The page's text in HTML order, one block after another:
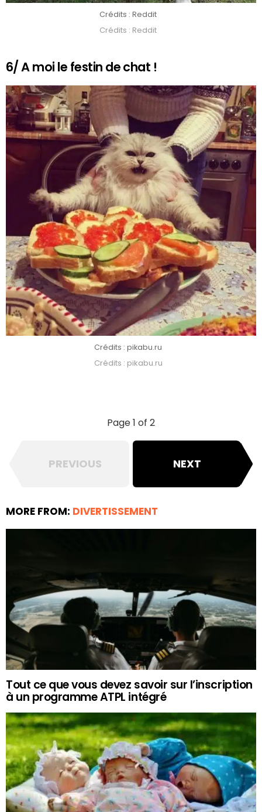
Crédits : Reddit
Crédits : Reddit
6/ A moi le festin de chat !
Crédits : pikabu.ru
Crédits : pikabu.ru
Page 1 of 2
PREVIOUS NEXT
MORE FROM: DIVERTISSEMENT
Tout ce que vous devez savoir sur l’inscription
à un programme ATPL intégré